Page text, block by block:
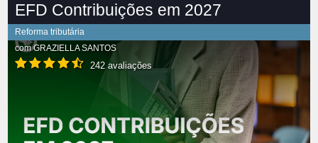
EFD Contribuições em 2027
Reforma tributária
comGRAZIELLA SANTOS
242 avaliações